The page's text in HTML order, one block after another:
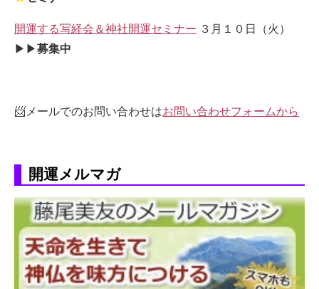
開運する写経会＆神社開運セミナー ３月１０日（火）
▶▶募集中
📨メールでのお問い合わせはお問い合わせフォームから
開運メルマガ